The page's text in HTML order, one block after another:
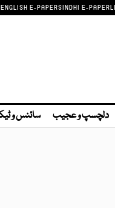
ENGLISH E-PAPERSINDHI E-PAPER
دلچسپ و عجیب سائنس و